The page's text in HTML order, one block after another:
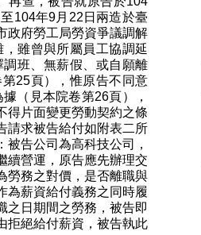
104年9月22日兩造於臺
政府勞工局勞資爭議調解
雖曾與所屬員工協調延
班、無薪假、或自願離
25頁），惟原告不同意
（見本院卷第26頁），
得片面變更勞動契約之條
請求被告給付如附表二所
告公司為高科技公司，
續營運，原告應先辦理交
勞務之對價，是否離職與
為薪資給付義務之同時履
之日期間之勞務，被告即
拒絕給付薪資，被告執此